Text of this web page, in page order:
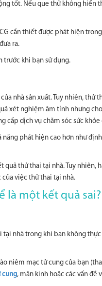
tốt. Nếu que thử không hiển
cần thiết được phát hiện
ra.
trước khi bạn sử dụng.
nhà sản xuất. Tuy nhiên, thử
xét nghiệm âm tính nhưng
cấp dịch vụ chăm sóc sức khỏe
phát hiện cao hơn như
quả thử thai tại nhà. Tuy nhiên,
của việc thử thai tại nhà.
là một kết quả sai?
nhà trong khi bạn không
niêm mạc tử cung của bạn
cung, mãn kinh hoặc các vấn đề